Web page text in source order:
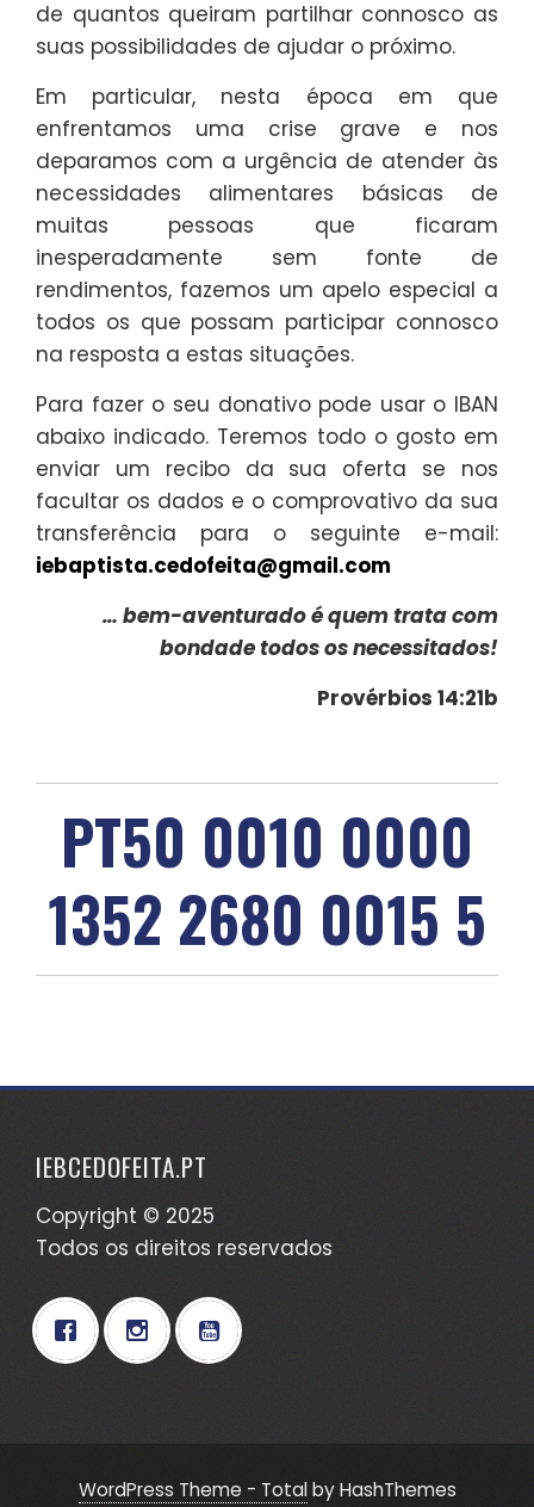
de quantos queiram partilhar connosco as
suas possibilidades de ajudar o próximo.
Em particular, nesta época em que
enfrentamos uma crise grave e nos
deparamos com a urgência de atender às
necessidades alimentares básicas de
muitas pessoas que ficaram
inesperadamente sem fonte de
rendimentos, fazemos um apelo especial a
todos os que possam participar connosco
na resposta a estas situações.
Para fazer o seu donativo pode usar o IBAN
abaixo indicado. Teremos todo o gosto em
enviar um recibo da sua oferta se nos
facultar os dados e o comprovativo da sua
transferência para o seguinte e-mail:
iebaptista.cedofeita@gmail.com
… bem-aventurado é quem trata com
bondade todos os necessitados!
Provérbios 14:21b
PT50 0010 0000
1352 2680 0015 5
IEBCEDOFEITA.PT
Copyright © 2025
Todos os direitos reservados
WordPress Theme - Totalby HashThemes